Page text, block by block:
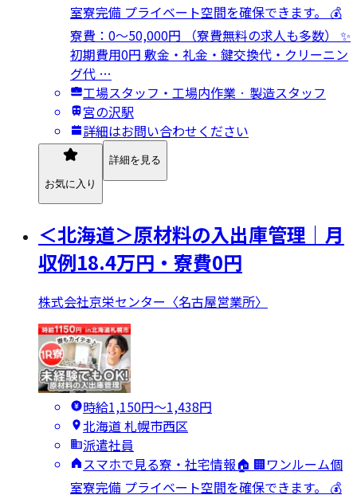
室寮完備 プライベート空間を確保できます。 💰
寮費：0～50,000円 （寮費無料の求人も多数） ✨
初期費用0円 敷金・礼金・鍵交換代・クリーニン
グ代 …
工場スタッフ・工場内作業 · 製造スタッフ
宮の沢駅
詳細はお問い合わせください
お気に入り
詳細を見る
＜北海道＞原材料の入出庫管理｜月
収例18.4万円・寮費0円
株式会社京栄センター〈名古屋営業所〉
時給1,150円〜1,438円
北海道 札幌市西区
派遣社員
スマホで見る寮・社宅情報🏠 🏢ワンルーム個
室寮完備 プライベート空間を確保できます。 💰